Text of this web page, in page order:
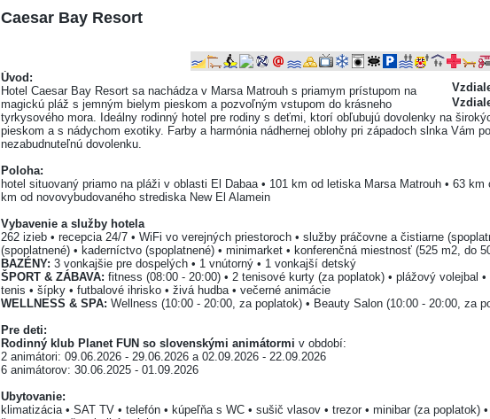
Caesar Bay Resort
Úvod:
Hotel Caesar Bay Resort sa nachádza v Marsa Matrouh s priamym prístupom na
magickú pláž s jemným bielym pieskom a pozvoľným vstupom do krásneho
tyrkysového mora. Ideálny rodinný hotel pre rodiny s deťmi, ktorí obľubujú dovolenky na
pieskom a s nádychom exotiky. Farby a harmónia nádhernej oblohy pri západoch slnka Vám
nezabudnuteľnú dovolenku.
Poloha:
hotel situovaný priamo na pláži v oblasti El Dabaa • 101 km od letiska Marsa Matrouh • 63 km
km od novovybudovaného strediska New El Alamein
Vybavenie a služby hotela
262 izieb • recepcia 24/7 • WiFi vo verejných priestoroch • služby práčovne a čistiarne
(spoplatnené) • kaderníctvo (spoplatnené) • minimarket • konferenčná miestnosť (525 m2, do
BAZÉNY: 3 vonkajšie pre dospelých • 1 vnútorný • 1 vonkajší detský
ŠPORT & ZÁBAVA: fitness (08:00 - 20:00) • 2 tenisové kurty (za poplatok) • plážový volejbal
tenis • šípky • futbalové ihrisko • živá hudba • večerné animácie
WELLNESS & SPA: Wellness (10:00 - 20:00, za poplatok) • Beauty Salon (10:00 - 20:00, za
Pre deti:
Rodinný klub Planet FUN so slovenskými animátormi v období:
2 animátori: 09.06.2026 - 29.06.2026 a 02.09.2026 - 22.09.2026
6 animátorov: 30.06.2025 - 01.09.2026
Ubytovanie:
klimatizácia • SAT TV • telefón • kúpeľňa s WC • sušič vlasov • trezor • minibar (za poplatok)